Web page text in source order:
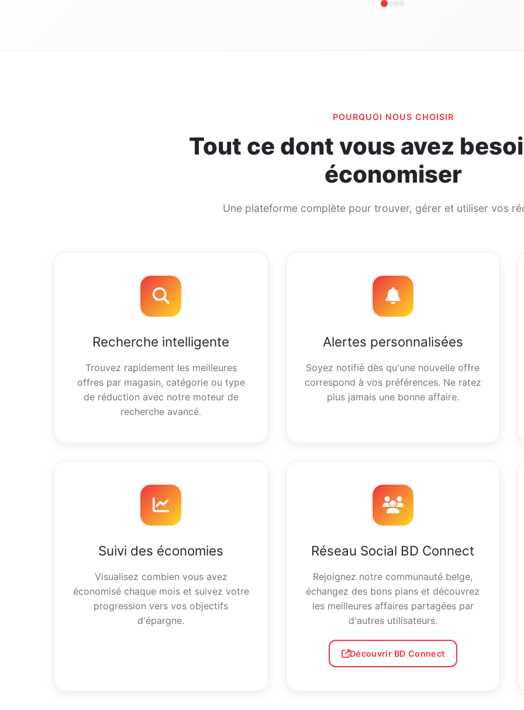
POURQUOI NOUS CHOISIR
Tout ce dont vous avez
économiser
Une plateforme complète pour trouver, gérer et utiliser vos
Recherche intelligente
Trouvez rapidement les meilleures
offres par magasin, catégorie ou type
de réduction avec notre moteur de
recherche avancé.
Alertes personnalisées
Soyez notifié dès qu'une nouvelle offre
correspond à vos préférences. Ne ratez
plus jamais une bonne affaire.
Suivi des économies
Visualisez combien vous avez
économisé chaque mois et suivez votre
progression vers vos objectifs
d'épargne.
Réseau Social BD Connect
Rejoignez notre communauté belge,
échangez des bons plans et découvrez
les meilleures affaires partagées par
d'autres utilisateurs.
Découvrir BD Connect